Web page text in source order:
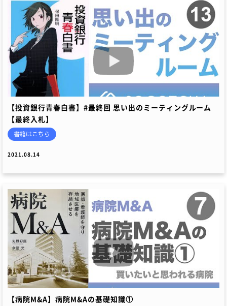
【投資銀行青春白書】#最終回 思い出のミーティングルーム
【最終入札】
書籍はこちら
2021.08.14
【病院M&A】病院M&Aの基礎知識①